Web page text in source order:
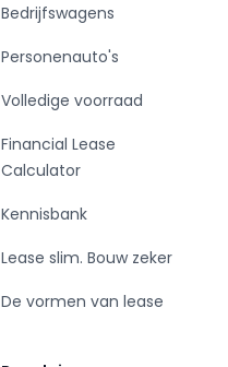
Bedrijfswagens
Personenauto's
Volledige voorraad
Financial Lease
Calculator
Kennisbank
Lease slim. Bouw zeker
De vormen van lease